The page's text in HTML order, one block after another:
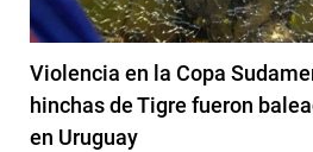
Violencia en la Copa
hinchas de Tigre fueron
en Uruguay